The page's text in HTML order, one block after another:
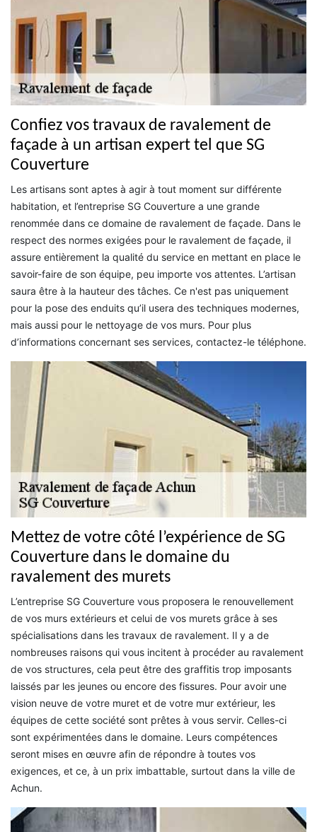
Confiez vos travaux de ravalement de
façade à un artisan expert tel que SG
Couverture
Les artisans sont aptes à agir à tout moment sur différente
habitation, et l’entreprise SG Couverture a une grande
renommée dans ce domaine de ravalement de façade. Dans le
respect des normes exigées pour le ravalement de façade, il
assure entièrement la qualité du service en mettant en place le
savoir-faire de son équipe, peu importe vos attentes. L’artisan
saura être à la hauteur des tâches. Ce n'est pas uniquement
pour la pose des enduits qu’il usera des techniques modernes,
mais aussi pour le nettoyage de vos murs. Pour plus
d’informations concernant ses services, contactez-le téléphone.
Mettez de votre côté l’expérience de SG
Couverture dans le domaine du
ravalement des murets
L’entreprise SG Couverture vous proposera le renouvellement
de vos murs extérieurs et celui de vos murets grâce à ses
spécialisations dans les travaux de ravalement. Il y a de
nombreuses raisons qui vous incitent à procéder au ravalement
de vos structures, cela peut être des graffitis trop imposants
laissés par les jeunes ou encore des fissures. Pour avoir une
vision neuve de votre muret et de votre mur extérieur, les
équipes de cette société sont prêtes à vous servir. Celles-ci
sont expérimentées dans le domaine. Leurs compétences
seront mises en œuvre afin de répondre à toutes vos
exigences, et ce, à un prix imbattable, surtout dans la ville de
Achun.